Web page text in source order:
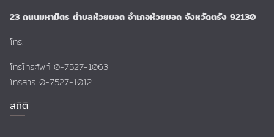
23 ถนนมหามิตร ตำบลห้วยยอด อำเภอห้วยยอด จังหวัดตรัง 92130
โทร.
โทรโทรศัพท์ 0-7527-1063
โทรสาร 0-7527-1012
สถิติ